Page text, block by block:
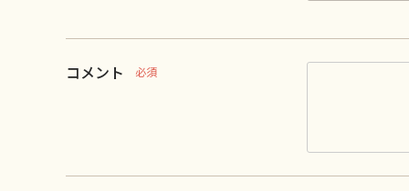
コメント 必須